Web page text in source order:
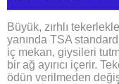
Büyük, zırhlı
yanında TSA
iç mekan, giysileri
bir ağ ayırıcı içerir.
ödün verilmeden